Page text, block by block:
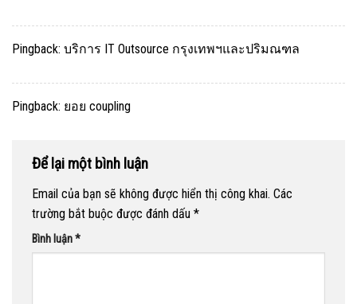
Pingback: บริการ IT Outsource กรุงเทพฯและปริมณฑล
Pingback: ยอย coupling
Để lại một bình luận
Email của bạn sẽ không được hiển thị công khai. Các
trường bắt buộc được đánh dấu *
Bình luận*